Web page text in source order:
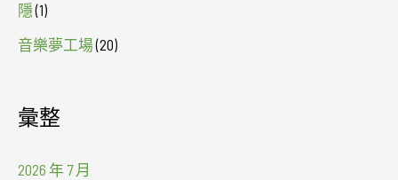
隱(1)
音樂夢工場(20)
彙整
2026 年 7 月